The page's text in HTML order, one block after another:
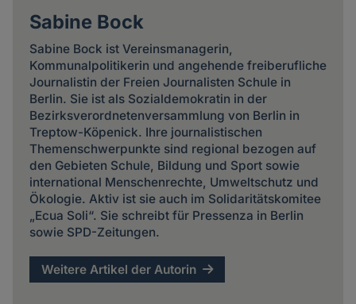
Sabine Bock
Sabine Bock ist Vereinsmanagerin,
Kommunalpolitikerin und angehende freiberufliche
Journalistin der Freien Journalisten Schule in
Berlin. Sie ist als Sozialdemokratin in der
Bezirksverordnetenversammlung von Berlin in
Treptow-Köpenick. Ihre journalistischen
Themenschwerpunkte sind regional bezogen auf
den Gebieten Schule, Bildung und Sport sowie
international Menschenrechte, Umweltschutz und
Ökologie. Aktiv ist sie auch im Solidaritätskomitee
„Ecua Soli“. Sie schreibt für Pressenza in Berlin
sowie SPD-Zeitungen.
Weitere Artikel der Autorin